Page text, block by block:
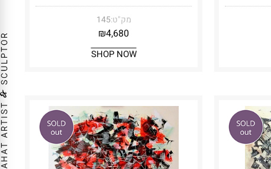
מק"ט:145
₪4,680
SHOP NOW